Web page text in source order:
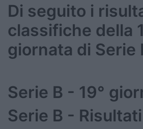
Di seguito i
classifiche della
giornata di Serie
Serie B - 19°
Serie B -